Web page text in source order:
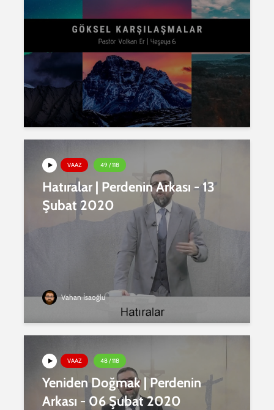
VAAZ 49 / 118
Hatıralar | Perdenin Arkası - 13
Şubat 2020
Vahan İsaoğlu
VAAZ 48 / 118
Yeniden Doğmak | Perdenin
Arkası - 06 Şubat 2020